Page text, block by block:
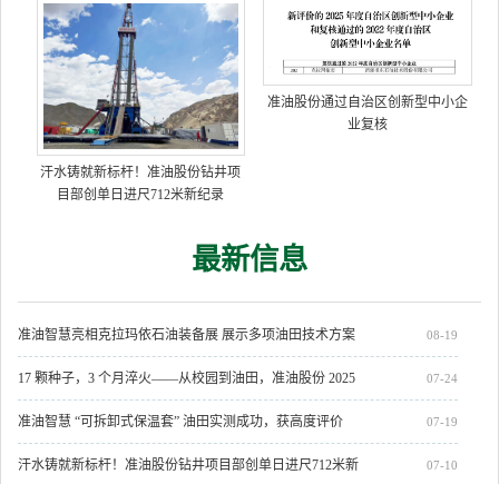
汗水铸就新标杆！准油股份钻井项
目部创单日进尺712米新纪录
准油股份通过自治区创新型中小企
业复核
最新信息
08-19
准油智慧亮相克拉玛依石油装备展 展示多项油田技术方案
07-24
17 颗种子，3 个月淬火——从校园到油田，准油股份 2025
届新员工开启人生新章 07-19
准油智慧 “可拆卸式保温套” 油田实测成功，获高度评价
07-10
汗水铸就新标杆！准油股份钻井项目部创单日进尺712米新